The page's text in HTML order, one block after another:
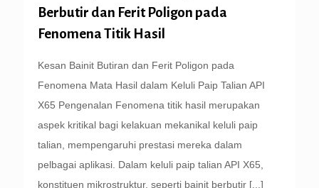
Berbutir dan Ferit Poligon pada
Fenomena Titik Hasil
Kesan Bainit Butiran dan Ferit Poligon pada
Fenomena Mata Hasil dalam Keluli Paip Talian API
X65 Pengenalan Fenomena titik hasil merupakan
aspek kritikal bagi kelakuan mekanikal keluli paip
talian, mempengaruhi prestasi mereka dalam
pelbagai aplikasi. Dalam keluli paip talian API X65,
konstituen mikrostruktur, seperti bainit berbutir [...]